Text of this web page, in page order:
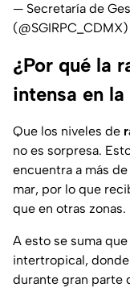
— Secretaría de
(@SGIRPC_CDMX)
¿Por qué la
intensa en
Que los niveles de
no es sorpresa.
encuentra a más
mar, por lo que
que en otras zonas.
A esto se suma
intertropical,
durante gran parte